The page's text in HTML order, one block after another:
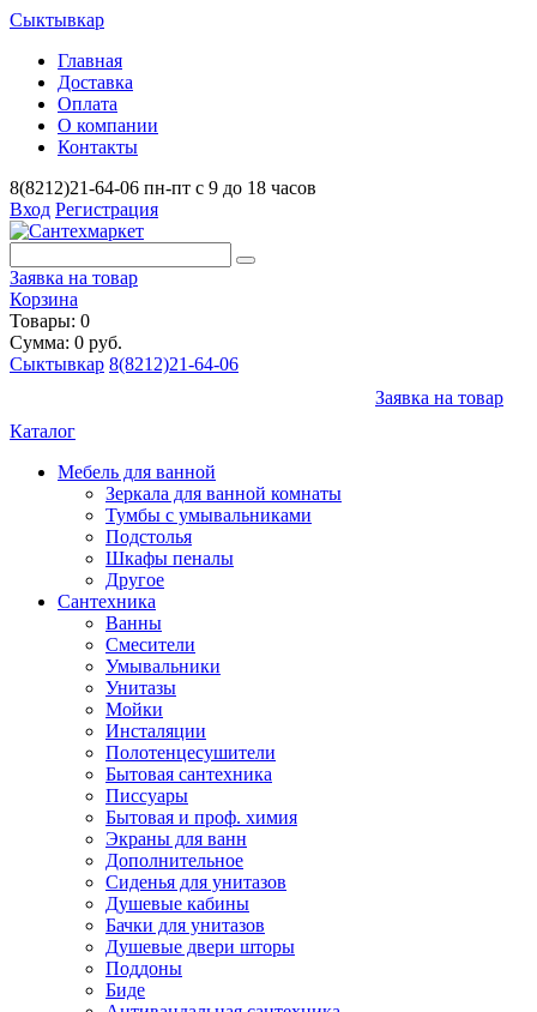
Сыктывкар
Главная
Доставка
Оплата
О компании
Контакты
8(8212)21-64-06 пн-пт с 9 до 18 часов
Вход Регистрация
Заявка на товар
Корзина
Товары: 0
Сумма: 0 руб.
Сыктывкар 8(8212)21-64-06
Заявка на товар
Каталог
Мебель для ванной
Зеркала для ванной комнаты
Тумбы с умывальниками
Подстолья
Шкафы пеналы
Другое
Сантехника
Ванны
Смесители
Умывальники
Унитазы
Мойки
Инсталяции
Полотенцесушители
Бытовая сантехника
Писсуары
Бытовая и проф. химия
Экраны для ванн
Дополнительное
Сиденья для унитазов
Душевые кабины
Бачки для унитазов
Душевые двери шторы
Поддоны
Биде